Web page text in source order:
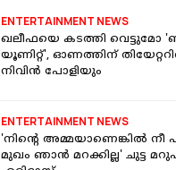
ENTERTAINMENT NEWS
ഖലീഫയെ കടത്തി
യൂണിറ്റ്', ഓണത്തിന്
നിവിൻ പോളിയും
ENTERTAINMENT NEWS
'നിന്റെ അമ്മയാണെങ്കിൽ
മുഖം ഞാൻ മറക്കില്ല' ചുട്ട